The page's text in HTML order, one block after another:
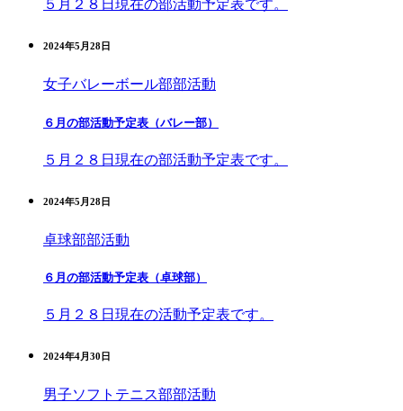
５月２８日現在の部活動予定表です。
2024年5月28日
女子バレーボール部部活動
６月の部活動予定表（バレー部）
５月２８日現在の部活動予定表です。
2024年5月28日
卓球部部活動
６月の部活動予定表（卓球部）
５月２８日現在の活動予定表です。
2024年4月30日
男子ソフトテニス部部活動